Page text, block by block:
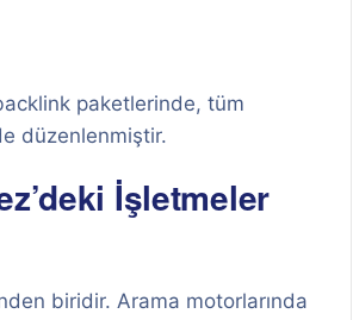
paketlerinde, tüm
düzenlenmiştir.
İşletmeler
biridir. Arama motorlarında